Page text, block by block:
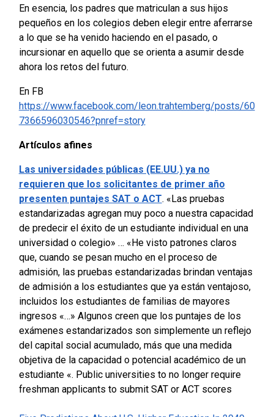
En esencia, los padres que matriculan a sus hijos
pequeños en los colegios deben elegir entre aferrarse
a lo que se ha venido haciendo en el pasado, o
incursionar en aquello que se orienta a asumir desde
ahora los retos del futuro.
En FB
https://www.facebook.com/leon.trahtemberg/posts/60
7366596030546?pnref=story
Artículos afines
Las universidades públicas (EE.UU.) ya no
requieren que los solicitantes de primer año
presenten puntajes SAT o ACT. «Las pruebas
estandarizadas agregan muy poco a nuestra capacidad
de predecir el éxito de un estudiante individual en una
universidad o colegio» … «He visto patrones claros
que, cuando se pesan mucho en el proceso de
admisión, las pruebas estandarizadas brindan ventajas
de admisión a los estudiantes que ya están ventajoso,
incluidos los estudiantes de familias de mayores
ingresos «…» Algunos creen que los puntajes de los
exámenes estandarizados son simplemente un reflejo
del capital social acumulado, más que una medida
objetiva de la capacidad o potencial académico de un
estudiante «. Public universities to no longer require
freshman applicants to submit SAT or ACT scores